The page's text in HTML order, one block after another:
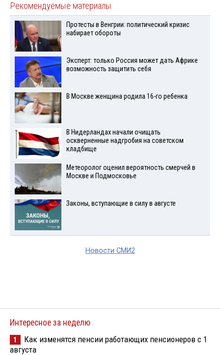
Рекомендуемые материалы
Протесты в Венгрии: политический кризис
набирает обороты
Эксперт: только Россия может дать Африке
возможность защитить себя
В Москве женщина родила 16-го ребенка
В Нидерландах начали очищать
оскверненные надгробия на советском
кладбище
Метеоролог оценил вероятность смерчей в
Москве и Подмосковье
Законы, вступающие в силу в августе
Новости СМИ2
Интересное за неделю
1
Как изменятся пенсии работающих пенсионеров с 1
августа